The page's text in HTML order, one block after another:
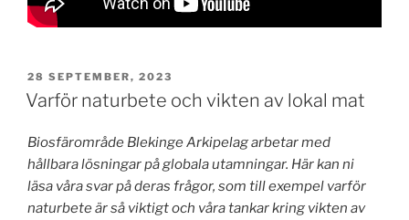
PUBLICERAT
28 SEPTEMBER, 2023
Varför naturbete och vikten av lokal mat
Biosfärområde Blekinge Arkipelag arbetar med
hållbara lösningar på globala utamningar. Här kan ni
läsa våra svar på deras frågor, som till exempel varför
naturbete är så viktigt och våra tankar kring vikten av